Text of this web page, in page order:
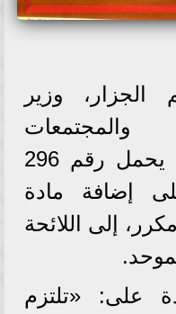
الجزار، وزير
والمجتمعات
العمرانية، قرارا وزاريا يحمل رقم 296
على إضافة مادة
جديدة تحمل رقم 139 مكرر، إلى اللائحة
على: «تلتزم